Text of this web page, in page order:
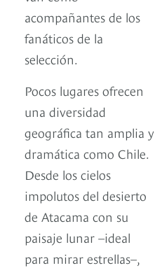
acompañantes de los
fanáticos de la
selección.
Pocos lugares ofrecen
una diversidad
geográfica tan amplia y
dramática como Chile.
Desde los cielos
impolutos del desierto
de Atacama con su
paisaje lunar –ideal
para mirar estrellas–,